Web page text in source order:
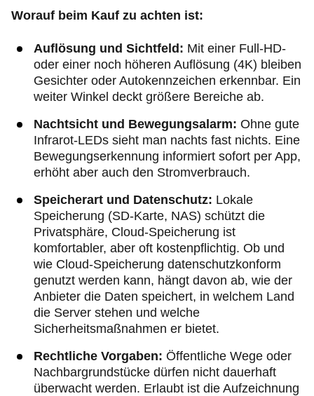
Worauf beim Kauf zu achten ist:
Auflösung und Sichtfeld: Mit einer Full-HD-
oder einer noch höheren Auflösung (4K) bleiben
Gesichter oder Autokennzeichen erkennbar. Ein
weiter Winkel deckt größere Bereiche ab.
Nachtsicht und Bewegungsalarm: Ohne gute
Infrarot-LEDs sieht man nachts fast nichts. Eine
Bewegungserkennung informiert sofort per App,
erhöht aber auch den Stromverbrauch.
Speicherart und Datenschutz: Lokale
Speicherung (SD-Karte, NAS) schützt die
Privatsphäre, Cloud-Speicherung ist
komfortabler, aber oft kostenpflichtig. Ob und
wie Cloud-Speicherung datenschutzkonform
genutzt werden kann, hängt davon ab, wie der
Anbieter die Daten speichert, in welchem Land
die Server stehen und welche
Sicherheitsmaßnahmen er bietet.
Rechtliche Vorgaben: Öffentliche Wege oder
Nachbargrundstücke dürfen nicht dauerhaft
überwacht werden. Erlaubt ist die Aufzeichnung